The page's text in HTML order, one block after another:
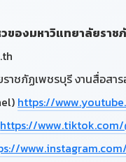
ของมหาวิแทยาลัยราช
าชภัฏเพชรบุรี งานสื่อสา
https://
https://www.tiktok.com/